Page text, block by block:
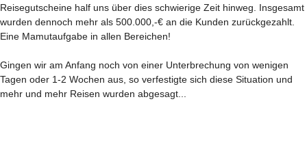
Reisegutscheine half uns über dies schwierige Zeit hinweg. Insgesamt
wurden dennoch mehr als 500.000,-€ an die Kunden zurückgezahlt.
Eine Mamutaufgabe in allen Bereichen!
Gingen wir am Anfang noch von einer Unterbrechung von wenigen
Tagen oder 1-2 Wochen aus, so verfestigte sich diese Situation und
mehr und mehr Reisen wurden abgesagt...